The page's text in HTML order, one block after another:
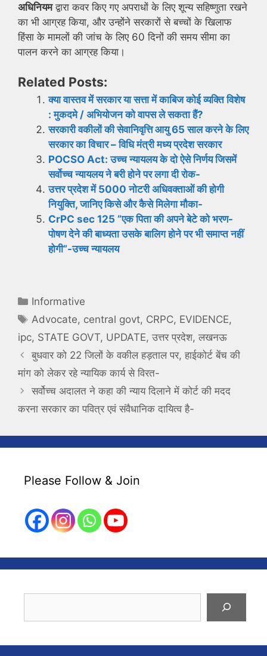
अधिनियमद्वारा कवर किए गए अपराधों के लिए शून्य सहिष्णुता रखने
का भी आग्रह किया, और उन्होंने सरकारों से बच्चों के खिलाफ
हिंसा के मामलों की जांच के लिए 60 दिनों की समय सीमा का
पालन करने का आग्रह किया।
Related Posts:
क्या वास्तव में सरकार या सत्ता में काबिज कोई व्यक्ति विशेष
: मुकदमे / अभियोजन को वापस ले सकता हैं?
सरकारी वकीलों की सेवानिवृत्ति आयु 65 साल करने के लिए
सरकार का विचार – विधि मंत्री मध्य प्रदेश सरकार
POCSO Act: उच्च न्यायलय के दो ऐसे निर्णय जिसमें
सर्वोच्च न्यायलय ने बरी होने पर लगा दी रोक-
उत्तर प्रदेश में 5000 नोटरी अधिवक्ताओं की होगी
नियुक्ति, जानिए किसे और कैसे मिलेगा मौका-
CrPC sec 125 ”एक पिता की अपने बेटे को भरण-
पोषण देने की बाध्यता उसके बालिग होने पर भी समाप्त नहीं
होगी”-उच्च न्यायलय
Categories
Informative
Tags
Advocate, central govt, CRPC, EVIDENCE,
ipc, STATE GOVT, UPDATE, उत्तर प्रदेश, लखनऊ
बुधवार को 22 जिलों के वकील हड़ताल पर, हाईकोर्ट बेंच की
मांग को लेकर रहे न्यायिक कार्य से विरत-
सर्वोच्च अदालत ने कहा की न्याय दिलाने में कोर्ट की मदद
करना सरकार का पवित्र एवं संवैधानिक दायित्व है-
Please Follow & Join